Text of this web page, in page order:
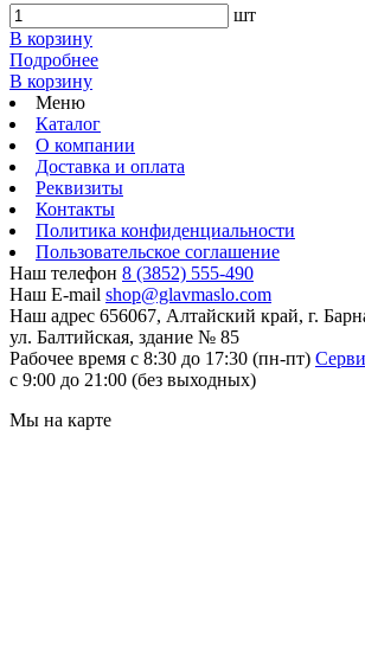
шт
В корзину
Подробнее
В корзину
Меню
Каталог
О компании
Доставка и оплата
Реквизиты
Контакты
Политика конфиденциальности
Пользовательское соглашение
Наш телефон 8 (3852) 555-490
Наш E-mail shop@glavmaslo.com
Наш адрес 656067, Алтайский край, г.
ул. Балтийская, здание № 85
Рабочее время с 8:30 до 17:30 (пн-пт)
с 9:00 до 21:00 (без выходных)
Мы на карте